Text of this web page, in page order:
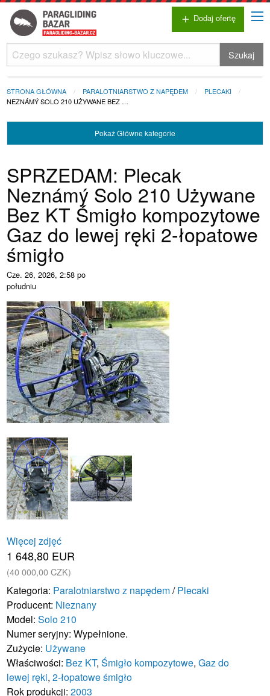
add Dodaj ofertę
Szukaj
STRONA GŁÓWNA PARALOTNIARSTWO Z NAPĘDEM
PLECAKI
NEZNÁMÝ SOLO 210 UŻYWANE BEZ …
PokażGłówne kategorie
SPRZEDAM: Plecak
Neznámý Solo 210 Używane
Bez KT Śmigło kompozytowe
Gaz do lewej ręki 2-łopatowe
śmigło
Cze. 26, 2026, 2:58 po
południu
Więcej zdjęć
1 648,80 EUR
(40 000,00 CZK)
Kategoria: Paralotniarstwo z napędem/Plecaki
Producent: Nieznany
Model:Solo 210
Numer seryjny: Wypełnione.
Zużycie: Używane
Właściwości: Bez KT,Śmigło kompozytowe,Gaz do
lewej ręki,2-łopatowe śmigło
Rok produkcji:2003